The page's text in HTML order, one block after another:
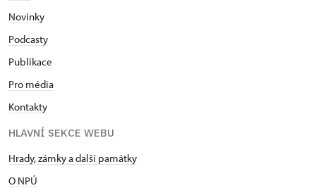
Novinky
Podcasty
Publikace
Pro média
Kontakty
HLAVNÍ SEKCE WEBU
Hrady, zámky a další památky
O NPÚ